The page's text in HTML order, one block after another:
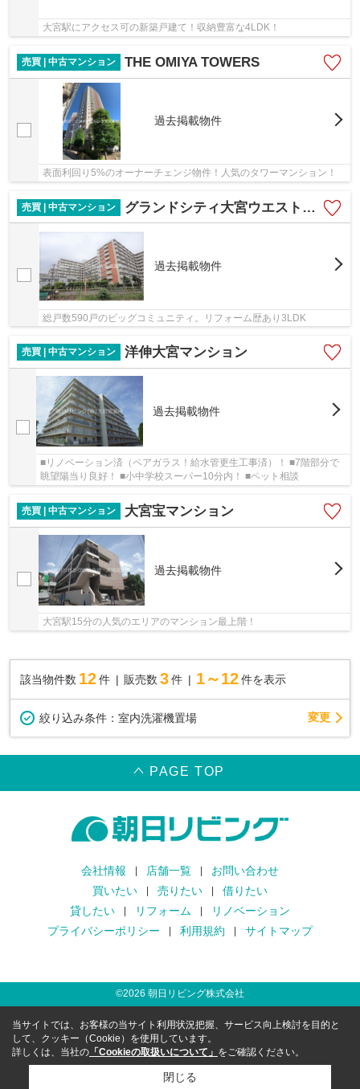
大宮駅にアクセス可の新築戸建て！収納豊富な4LDK！
売買 | 中古マンション THE OMIYA TOWERS
過去掲載物件
表面利回り5%のオーナーチェンジ物件！人気のタワーマンション！
売買 | 中古マンション グランドシティ大宮ウエストタワー
過去掲載物件
総戸数590戸のビッグコミュニティ。リフォーム歴あり3LDK
売買 | 中古マンション 洋伸大宮マンション
過去掲載物件
■リノベーション済（ペアガラス！給水管更生工事済）！ ■7階部分で
眺望陽当り良好！ ■小中学校スーパー10分内！ ■ペット相談
売買 | 中古マンション 大宮宝マンション
過去掲載物件
大宮駅15分の人気のエリアのマンション最上階！
該当物件数 12件 販売数 3 件 1～12 件を表示
絞り込み条件： 室内洗濯機置場 変更
PAGE TOP
会社情報 店舗一覧
お問い合わせ
買いたい
売りたい
借りたい
貸したい
リフォーム
リノベーション
プライバシーポリシー
利用規約 サイトマップ
©2026 朝日リビング株式会社
当サイトでは、お客様の当サイト利用状況把握、サービス向上検討を目的と
して、クッキー（Cookie）を使用しています。
詳しくは、当社の 「Cookieの取扱いについて」 をご確認ください。
閉じる